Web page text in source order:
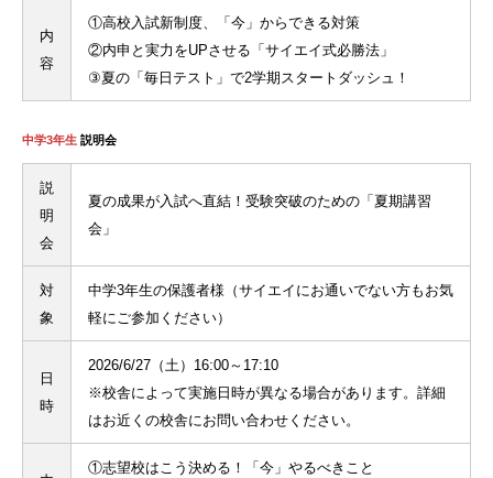
内
容
①高校入試新制度、「今」からできる対策
②内申と実力をUPさせる「サイエイ式必勝法」
③夏の「毎日テスト」で2学期スタートダッシュ！
中学3年生 説明会
説
明
会
夏の成果が入試へ直結！受験突破のための「夏期講習
会」
対
象
中学3年生の保護者様（サイエイにお通いでない方もお気
軽にご参加ください）
日
時
2026/6/27（土）16:00～17:10
※校舎によって実施日時が異なる場合があります。詳細
はお近くの校舎にお問い合わせください。
①志望校はこう決める！「今」やるべきこと